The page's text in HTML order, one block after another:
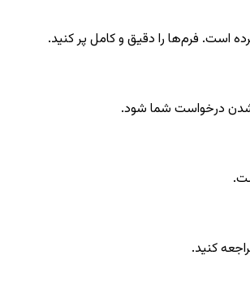
شدن درخواست شما شود.